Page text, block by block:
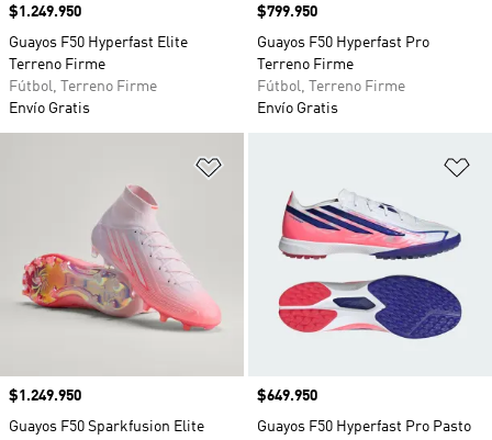
Precio
$1.249.950
Guayos F50 Hyperfast Elite
Terreno Firme
Fútbol, Terreno Firme
Envío Gratis
Precio
$799.950
Guayos F50 Hyperfast Pro
Terreno Firme
Fútbol, Terreno Firme
Envío Gratis
Precio
$1.249.950
Guayos F50 Sparkfusion Elite
Precio
$649.950
Guayos F50 Hyperfast Pro Pasto